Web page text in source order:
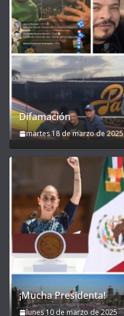
Difamación
martes 18 de marzo de 2025
¡Mucha Presidenta!
lunes 10 de marzo de 2025